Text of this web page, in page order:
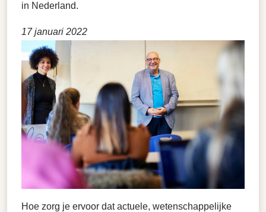
in Nederland.
17 januari 2022
Hoe zorg je ervoor dat actuele, wetenschappelijke